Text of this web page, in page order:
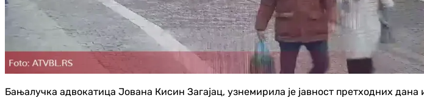
Бањалучка адвокатица Јована Кисин Загајац, узнемирила је јавност претходних дана